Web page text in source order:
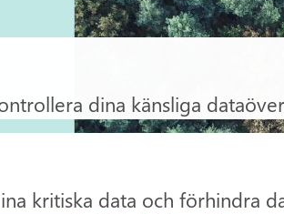
dina känsliga
kritiska data och förhindra